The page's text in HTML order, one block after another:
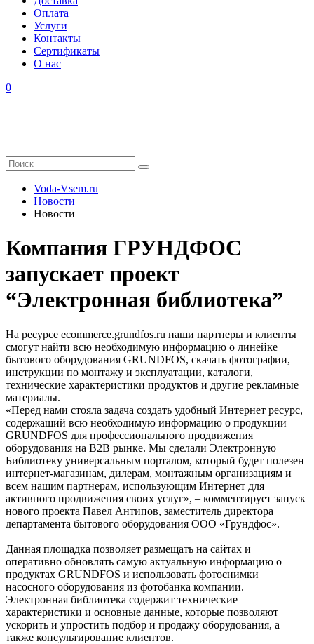
Оплата
Услуги
Контакты
Cертификаты
О нас
0
Voda-Vsem.ru
Новости
Новости
Компания ГРУНДФОС
запускает проект
“Электронная библиотека”
На ресурсе ecommerce.grundfos.ru наши партнеры и клиенты
смогут найти всю необходимую информацию о линейке
бытового оборудования GRUNDFOS, скачать фотографии,
инструкции по монтажу и эксплуатации, каталоги,
технические характеристики продуктов и другие рекламные
материалы.
«Перед нами стояла задача создать удобный Интернет ресурс,
содержащий всю необходимую информацию о продукции
GRUNDFOS для профессионального продвижения
оборудования на B2B рынке. Мы сделали Электронную
Библиотеку универсальным порталом, который будет полезен
интернет-магазинам, дилерам, монтажным организациям и
всем нашим партнерам, использующим Интернет для
активного продвижения своих услуг», – комментирует запуск
нового проекта Павел Антипов, заместитель директора
департамента бытового оборудования ООО «Грундфос».
Данная площадка позволяет размещать на сайтах и
оперативно обновлять самую актуальную информацию о
продуктах GRUNDFOS и использовать фотоснимки
насосного оборудования из фотобанка компании.
Электронная библиотека содержит технические
характеристики и основные данные, которые позволяют
ускорить и упростить подбор и продажу оборудования, а
также консультирование клиентов.